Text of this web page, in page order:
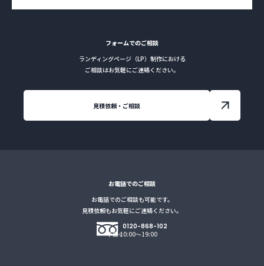
フォームでのご相談
ランディングページ（LP）制作における
ご相談はお気軽にご連絡ください。
見積依頼・ご相談
お電話でのご相談
お電話でのご相談も可能です。
見積依頼もお気軽にご連絡ください。
0120-868-102
平日 10:00～19:00